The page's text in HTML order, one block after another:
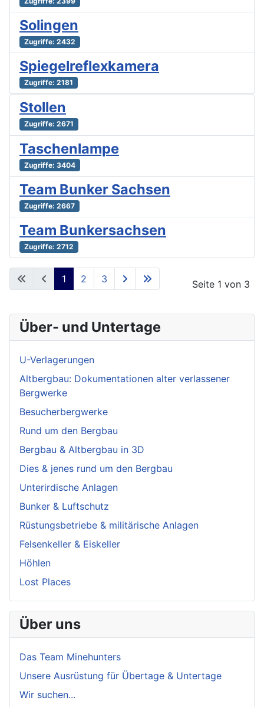
Solingen
Zugriffe: 2432
Spiegelreflexkamera
Zugriffe: 2181
Stollen
Zugriffe: 2671
Taschenlampe
Zugriffe: 3404
Team Bunker Sachsen
Zugriffe: 2667
Team Bunkersachsen
Zugriffe: 2712
Seite 1 von 3
1 2 3
Über- und Untertage
U-Verlagerungen
Altbergbau: Dokumentationen alter verlassener
Bergwerke
Besucherbergwerke
Rund um den Bergbau
Bergbau & Altbergbau in 3D
Dies & jenes rund um den Bergbau
Unterirdische Anlagen
Bunker & Luftschutz
Rüstungsbetriebe & militärische Anlagen
Felsenkeller & Eiskeller
Höhlen
Lost Places
Über uns
Das Team Minehunters
Unsere Ausrüstung für Übertage & Untertage
Wir suchen...